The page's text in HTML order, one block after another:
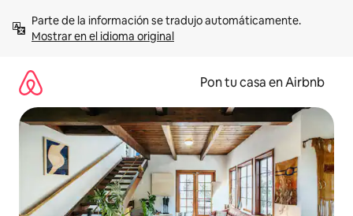
contenidoMostrar en el idioma original
Pon tu casa en Airbnb